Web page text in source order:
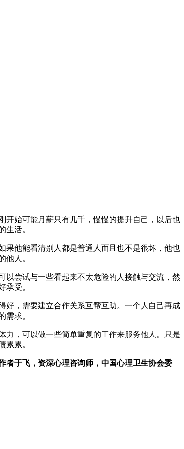
开始可能月薪只有几千，慢慢的提升自己，以后也
生活。
果他能看清别人都是普通人而且也不是很坏，他也
他人。
以尝试与一些看起来不太危险的人接触与交流，然
承受。
好，需要建立合作关系互帮互助。一个人自己再成
需求。
力，可以做一些简单重复的工作来服务他人。只是
累累。
者于飞，资深心理咨询师，中国心理卫生协会委